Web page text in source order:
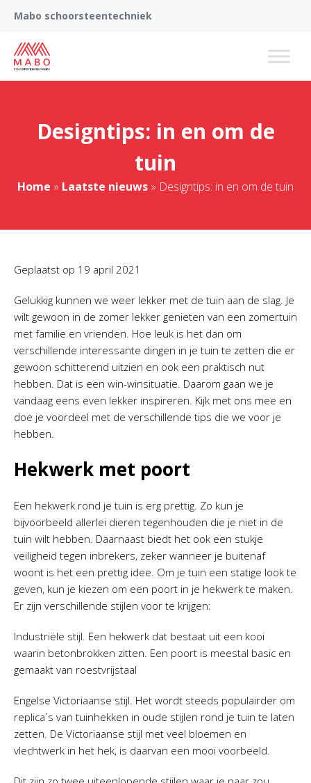
Mabo schoorsteentechniek
Designtips: in en om de
tuin
Home » Laatste nieuws » Designtips: in en om de tuin
Geplaatst op 19 april 2021
Gelukkig kunnen we weer lekker met de tuin aan de slag. Je
wilt gewoon in de zomer lekker genieten van een zomertuin
met familie en vrienden. Hoe leuk is het dan om
verschillende interessante dingen in je tuin te zetten die er
gewoon schitterend uitzien en ook een praktisch nut
hebben. Dat is een win-winsituatie. Daarom gaan we je
vandaag eens even lekker inspireren. Kijk met ons mee en
doe je voordeel met de verschillende tips die we voor je
hebben.
Hekwerk met poort
Een hekwerk rond je tuin is erg prettig. Zo kun je
bijvoorbeeld allerlei dieren tegenhouden die je niet in de
tuin wilt hebben. Daarnaast biedt het ook een stukje
veiligheid tegen inbrekers, zeker wanneer je buitenaf
woont is het een prettig idee. Om je tuin een statige look te
geven, kun je kiezen om een poort in je hekwerk te maken.
Er zijn verschillende stijlen voor te krijgen:
Industriële stijl. Een hekwerk dat bestaat uit een kooi
waarin betonbrokken zitten. Een poort is meestal basic en
gemaakt van roestvrijstaal
Engelse Victoriaanse stijl. Het wordt steeds populairder om
replica´s van tuinhekken in oude stijlen rond je tuin te laten
zetten. De Victoriaanse stijl met veel bloemen en
vlechtwerk in het hek, is daarvan een mooi voorbeeld.